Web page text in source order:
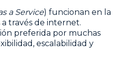
a Service) funcionan en la
través de internet.
preferida por muchas
escalabilidad y